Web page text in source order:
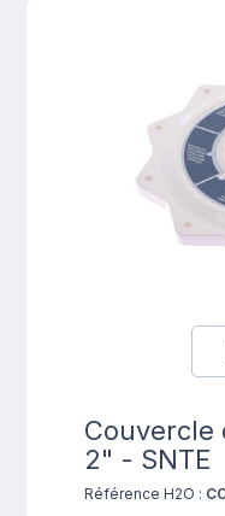
Couvercle
2" - SNTE
Référence H2O :